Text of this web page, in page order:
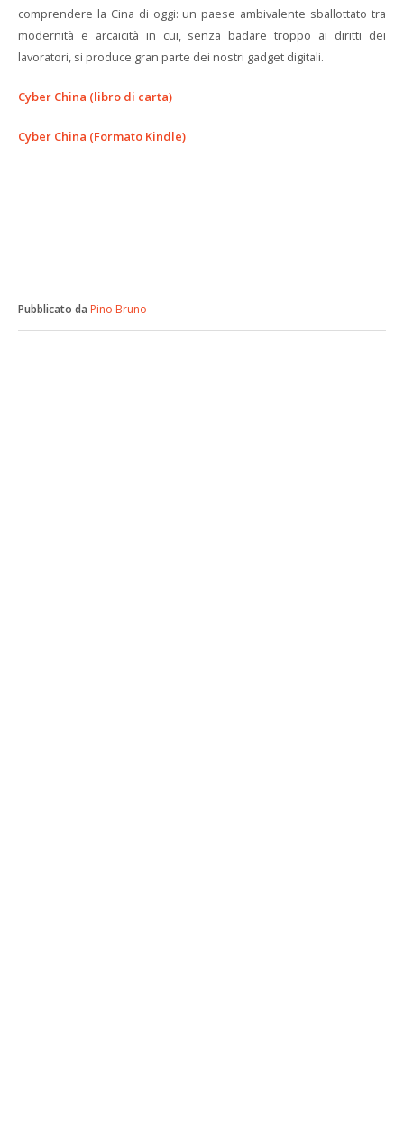
comprendere la Cina di oggi: un paese ambivalente sballottato tra
modernità e arcaicità in cui, senza badare troppo ai diritti dei
lavoratori, si produce gran parte dei nostri gadget digitali.
Cyber China (libro di carta)
Cyber China (Formato Kindle)
Pubblicato da Pino Bruno